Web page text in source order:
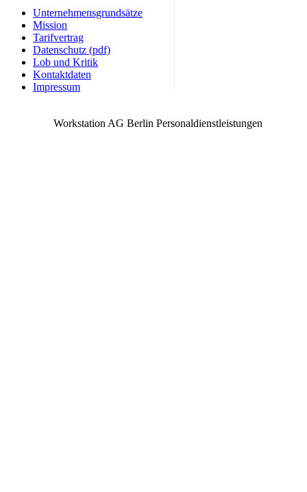
Unternehmensgrundsätze
Mission
Tarifvertrag
Datenschutz (pdf)
Lob und Kritik
Kontaktdaten
Impressum
Workstation AG Berlin Personaldienstleistungen